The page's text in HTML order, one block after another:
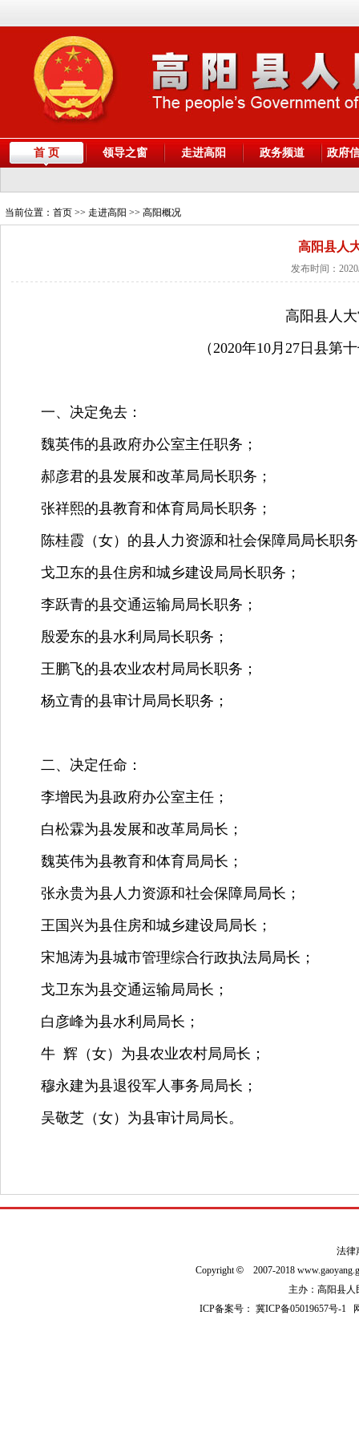
首 页 领导之窗 走进高阳 政务频道 政府
当前位置： 首页 >> 走进高阳 >> 高阳概况
高阳县人
发布时间：
高阳县人
（2020年10月 27 日县第
一、决定免去：
魏英伟的县政府办公室主任职务；
郝彦君的县发展和改革局局长职务；
张祥熙的县教育和体育局局长职务；
陈桂霞（女）的县人力资源和社会保障局局长职
戈卫东的县住房和城乡建设局局长职务；
李跃青的县交通运输局局长职务；
殷爱东的县水利局局长职务；
王鹏飞的县农业农村局局长职务；
杨立青的县审计局局长职务；
二、决定任命：
李增民为县政府办公室主任；
白松霖为县发展和改革局局长；
魏英伟为县教育和体育局局长；
张永贵为县人力资源和社会保障局局长；
王国兴为县住房和城乡建设局局长；
宋旭涛为县城市管理综合行政执法局局长；
戈卫东为县交通运输局局长；
白彦峰为县水利局局长；
牛 辉（女）为县农业农村局局长；
穆永建为县退役军人事务局局长；
吴敬芝（女）为县审计局局长。
法律
Copyright© 2007-2018
主办：高阳县人
ICP备案号：冀ICP备05019657号-1